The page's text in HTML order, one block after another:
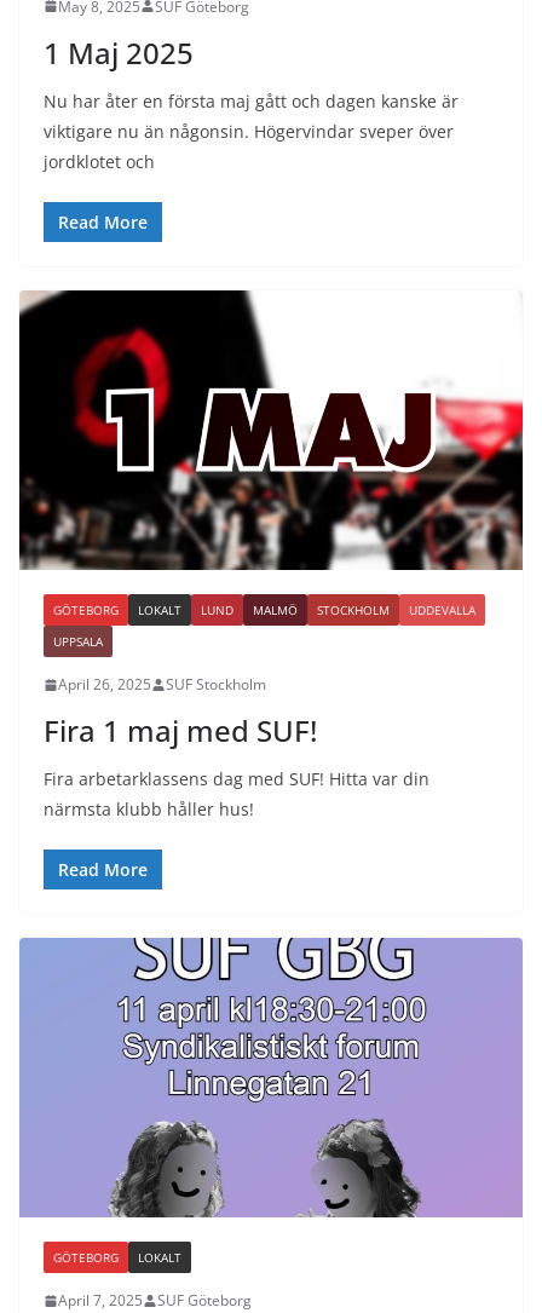
May 8, 2025 SUF Göteborg
1 Maj 2025
Nu har åter en första maj gått och dagen kanske är
viktigare nu än någonsin. Högervindar sveper över
jordklotet och
Read More
GÖTEBORG LOKALT LUND MALMÖ STOCKHOLM
UDDEVALLA
UPPSALA
April 26, 2025 SUF Stockholm
Fira 1 maj med SUF!
Fira arbetarklassens dag med SUF! Hitta var din
närmsta klubb håller hus!
Read More
GÖTEBORG LOKALT
April 7, 2025 SUF Göteborg